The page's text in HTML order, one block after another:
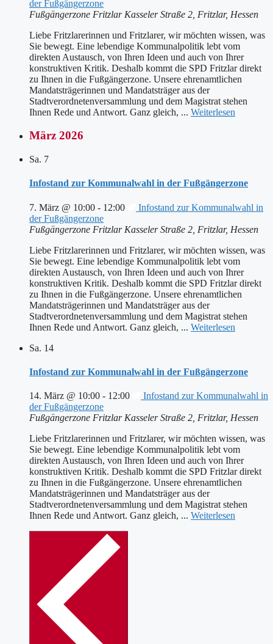
der Fußgängerzone
Fußgängerzone Fritzlar Kasseler Straße 2, Fritzlar, Hessen
Liebe Fritzlarerinnen und Fritzlarer, wir möchten wissen, was
Sie bewegt. Eine lebendige Kommunalpolitik lebt vom
direkten Austausch, von Ihren Ideen und auch von Ihrer
konstruktiven Kritik. Deshalb kommt die SPD Fritzlar direkt
zu Ihnen in die Fußgängerzone. Unsere ehrenamtlichen
Mandatsträgerinnen und Mandatsträger aus der
Stadtverordnetenversammlung und dem Magistrat stehen
Ihnen Rede und Antwort. Ganz gleich, ... Weiterlesen
März 2026
Sa. 7
Infostand zur Kommunalwahl in der Fußgängerzone
7. März @ 10:00 - 12:00
Infostand zur Kommunalwahl in
der Fußgängerzone
Fußgängerzone Fritzlar Kasseler Straße 2, Fritzlar, Hessen
Liebe Fritzlarerinnen und Fritzlarer, wir möchten wissen, was
Sie bewegt. Eine lebendige Kommunalpolitik lebt vom
direkten Austausch, von Ihren Ideen und auch von Ihrer
konstruktiven Kritik. Deshalb kommt die SPD Fritzlar direkt
zu Ihnen in die Fußgängerzone. Unsere ehrenamtlichen
Mandatsträgerinnen und Mandatsträger aus der
Stadtverordnetenversammlung und dem Magistrat stehen
Ihnen Rede und Antwort. Ganz gleich, ... Weiterlesen
Sa. 14
Infostand zur Kommunalwahl in der Fußgängerzone
14. März @ 10:00 - 12:00
Infostand zur Kommunalwahl in
der Fußgängerzone
Fußgängerzone Fritzlar Kasseler Straße 2, Fritzlar, Hessen
Liebe Fritzlarerinnen und Fritzlarer, wir möchten wissen, was
Sie bewegt. Eine lebendige Kommunalpolitik lebt vom
direkten Austausch, von Ihren Ideen und auch von Ihrer
konstruktiven Kritik. Deshalb kommt die SPD Fritzlar direkt
zu Ihnen in die Fußgängerzone. Unsere ehrenamtlichen
Mandatsträgerinnen und Mandatsträger aus der
Stadtverordnetenversammlung und dem Magistrat stehen
Ihnen Rede und Antwort. Ganz gleich, ... Weiterlesen